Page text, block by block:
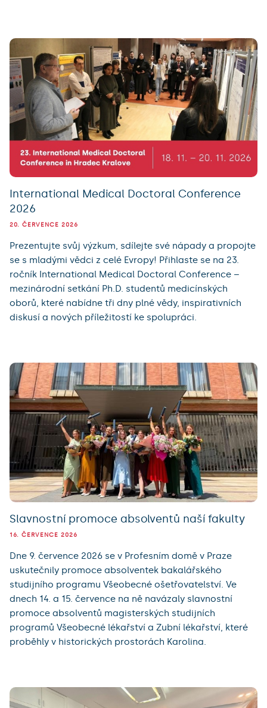
International Medical Doctoral Conference
2026
20. ČERVENCE 2026
Prezentujte svůj výzkum, sdílejte své nápady a propojte
se s mladými vědci z celé Evropy! Přihlaste se na 23.
ročník International Medical Doctoral Conference –
mezinárodní setkání Ph.D. studentů medicínských
oborů, které nabídne tři dny plné vědy, inspirativních
diskusí a nových příležitostí ke spolupráci.
Slavnostní promoce absolventů naší fakulty
16. ČERVENCE 2026
Dne 9. července 2026 se v Profesním domě v Praze
uskutečnily promoce absolventek bakalářského
studijního programu Všeobecné ošetřovatelství. Ve
dnech 14. a 15. července na ně navázaly slavnostní
promoce absolventů magisterských studijních
programů Všeobecné lékařství a Zubní lékařství, které
proběhly v historických prostorách Karolina.